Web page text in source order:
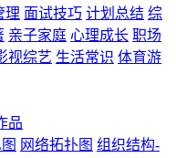
理 面试技巧 计划总结 综
亲子家庭 心理成长 职场
视综艺 生活常识 体育游
品
网络拓扑图 组织结构-